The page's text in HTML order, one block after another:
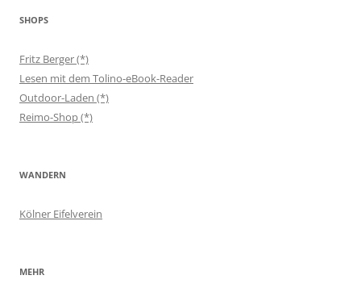
SHOPS
Fritz Berger (*)
Lesen mit dem Tolino-eBook-Reader
Outdoor-Laden (*)
Reimo-Shop (*)
WANDERN
Kölner Eifelverein
MEHR